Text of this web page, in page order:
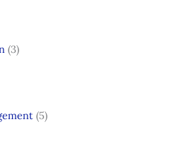
(3)
(5)